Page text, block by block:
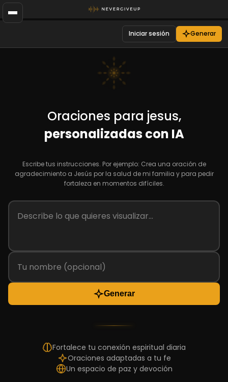
Iniciar sesión Generar
Oraciones para jesus,
personalizadas con IA
Escribe tus instrucciones. Por ejemplo: Crea una oración de
agradecimiento a Jesús por la salud de mi familia y para pedir
fortaleza en momentos difíciles.
Generar
Fortalece tu conexión espiritual diaria
Oraciones adaptadas a tu fe
Un espacio de paz y devoción